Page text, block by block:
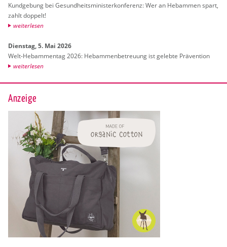
Kund­ge­bung bei Ge­sund­heits­mi­nis­ter­kon­fe­renz: Wer an Heb­am­men spart,
zahlt dop­pelt!
wei­ter­le­sen
Diens­tag, 5. Mai 2026
Welt-Heb­am­men­tag 2026: Heb­am­men­be­treu­ung ist ge­leb­te Prä­ven­ti­on
wei­ter­le­sen
Anzeige